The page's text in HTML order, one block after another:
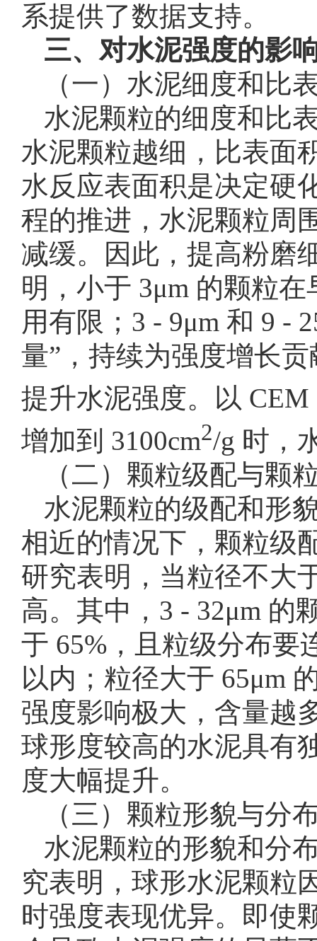
系提供了数据支持。
三、对水泥强度的影
（一）水泥细度和比
水泥颗粒的细度和比
水泥颗粒越细，比表面
水反应表面积是决定硬
程的推进，水泥颗粒周
减缓。因此，提高粉磨
明，小于 3μm 的颗粒
用有限；3 - 9μm 和 9 -
量”，持续为强度增长
提升水泥强度。以
增加到 3100cm2/g 时，
（二）颗粒级配与颗
水泥颗粒的级配和形
相近的情况下，颗粒级
研究表明，当粒径不大
高。其中，3 - 32μm 的
于 65%，且粒级分布要
以内；粒径大于 65μm
强度影响极大，含量越
球形度较高的水泥具有
度大幅提升。
（三）颗粒形貌与分
水泥颗粒的形貌和分
究表明，球形水泥颗粒
时强度表现优异。即使